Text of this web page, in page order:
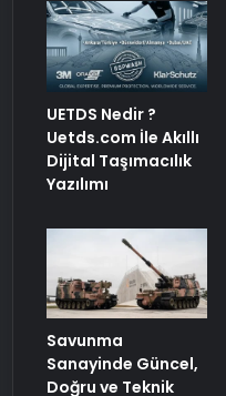
UETDS Nedir ?
Uetds.com İle Akıllı
Dijital Taşımacılık
Yazılımı
Savunma
Sanayinde Güncel,
Doğru ve Teknik